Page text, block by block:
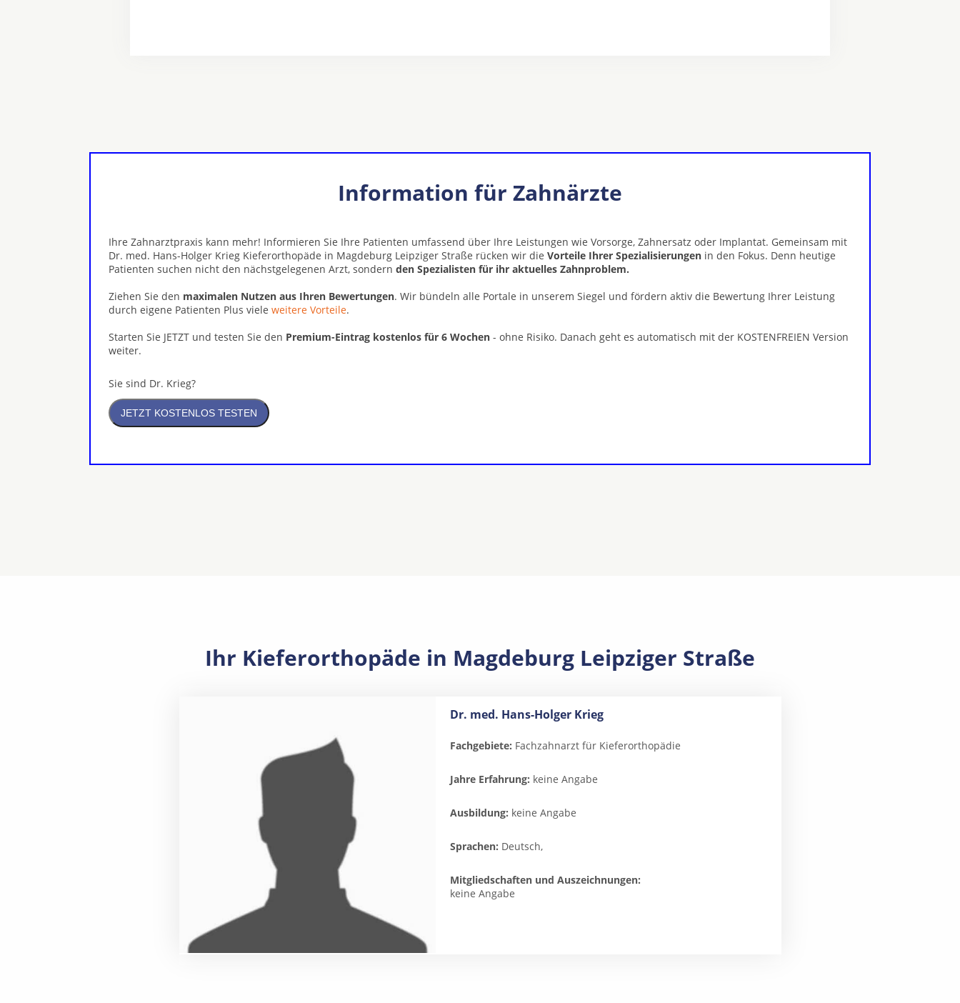
Information für Zahnärzte
Ihre Zahnarztpraxis kann mehr! Informieren Sie Ihre Patienten umfassend über Ihre Leistungen wie Vorsorge, Zahnersatz oder Implantat. Gemeinsam mit
Dr. med. Hans-Holger Krieg Kieferorthopäde in Magdeburg Leipziger Straße rücken wir die Vorteile Ihrer Spezialisierungen in den Fokus. Denn heutige
Patienten suchen nicht den nächstgelegenen Arzt, sondern den Spezialisten für ihr aktuelles Zahnproblem.
Ziehen Sie den maximalen Nutzen aus Ihren Bewertungen. Wir bündeln alle Portale in unserem Siegel und fördern aktiv die Bewertung Ihrer Leistung
durch eigene Patienten Plus viele weitere Vorteile.
Starten Sie JETZT und testen Sie den Premium-Eintrag kostenlos für 6 Wochen - ohne Risiko. Danach geht es automatisch mit der KOSTENFREIEN Version
weiter.
Sie sind Dr. Krieg?
Ihr Kieferorthopäde in Magdeburg Leipziger Straße
Dr. med. Hans-Holger Krieg
Fachgebiete: Fachzahnarzt für Kieferorthopädie
Jahre Erfahrung: keine Angabe
Ausbildung: keine Angabe
Sprachen: Deutsch,
Mitgliedschaften und Auszeichnungen:
keine Angabe